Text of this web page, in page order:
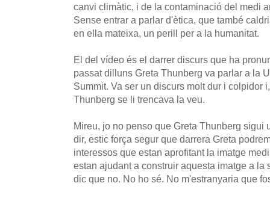
canvi climàtic, i de la contaminació del medi
Sense entrar a parlar d'ètica, que també
en ella mateixa, un perill per a la humanitat.
El del vídeo és el darrer discurs que ha
passat dilluns Greta Thunberg va parlar a la
Summit. Va ser un discurs molt dur i colpidor
Thunberg se li trencava la veu.
Mireu, jo no penso que Greta Thunberg sigui
dir, estic força segur que darrera Greta
interessos que estan aprofitant la imatge
estan ajudant a construir aquesta imatge a
dic que no. No ho sé. No m'estranyaria que